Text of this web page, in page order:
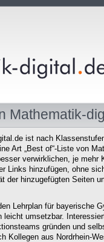
Mathematik-
ist nach
Art „Best of“-Liste von
verwirklichen, je mehr
Links hinzufügen, ohne
der hinzugefügten Seiten
Lehrplan für bayerische
umsetzbar.
gründen und
Kollegen aus Nordrhein-